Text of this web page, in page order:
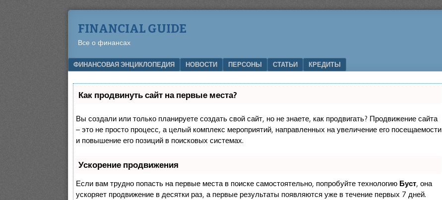
FINANCIAL GUIDE
Все о финансах
Menu
SKIP TO CONTENT
ФИНАНСОВАЯ ЭНЦИКЛОПЕДИЯ НОВОСТИ ПЕРСОНЫ СТАТЬИ КРЕДИТЫ
Как продвинуть сайт на первые места?
Вы создали или только планируете создать свой сайт, но не знаете, как продвигать? Продвижение сайта
– это не просто процесс, а целый комплекс мероприятий, направленных на увеличение его посещаемости
и повышение его позиций в поисковых системах.
Ускорение продвижения
Если вам трудно попасть на первые места в поиске самостоятельно, попробуйте технологию Буст, она
ускоряет продвижение в десятки раз, а первые результаты появляются уже в течение первых 7 дней.